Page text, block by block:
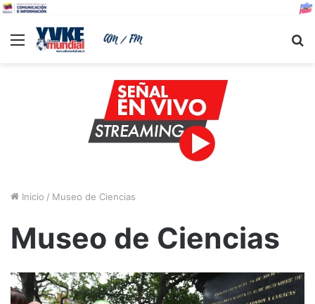
Menu
Inicio / Museo de Ciencias
Museo de Ciencias